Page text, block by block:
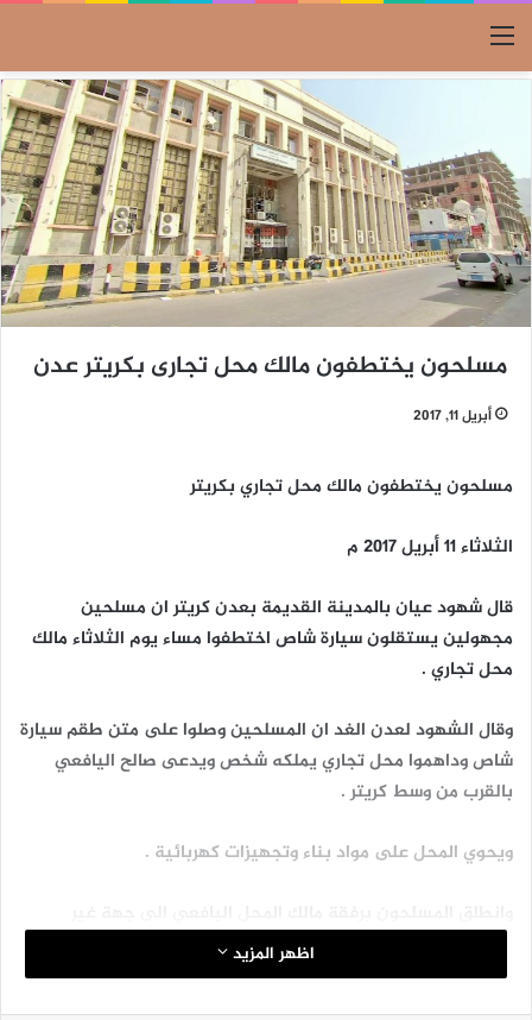
القائمة
مسلحون يختطفون مالك محل تجارى بكريتر عدن
أبريل 11, 2017
مسلحون يختطفون مالك محل تجاري بكريتر
الثلاثاء 11 أبريل 2017 م
قال شهود عيان بالمدينة القديمة بعدن كريتر ان مسلحين
مجهولين يستقلون سيارة شاص اختطفوا مساء يوم الثلاثاء مالك
محل تجاري .
وقال الشهود لعدن الغد ان المسلحين وصلوا على متن طقم سيارة
شاص وداهموا محل تجاري يملكه شخص ويدعى صالح اليافعي
بالقرب من وسط كريتر .
ويحوي المحل على مواد بناء وتجهيزات كهربائية .
اظهر المزيد